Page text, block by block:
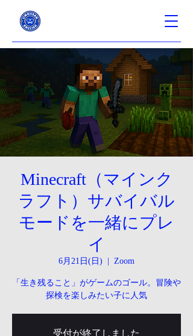
Minecraft（マインク
ラフト）サバイバル
モードを一緒にプレ
イ
6月21日(日) Zoom
「生き残ること」がゲームのゴール。冒険や
探検を楽しみたい子に人気
受付が終了しました